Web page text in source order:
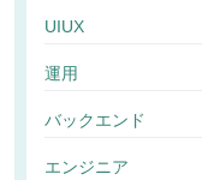
UIUX
運用
バックエンド
エンジニア